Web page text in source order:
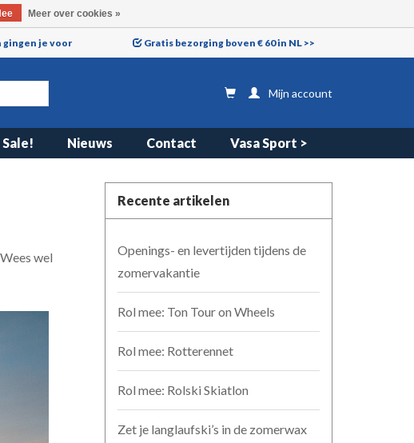
gingen je voor Gratis bezorging boven € 60 in NL >>
Mijn account
Sale! Nieuws Contact Vasa Sport >
wel
Recente artikelen
Openings- en levertijden tijdens de
zomervakantie
Rol mee: Ton Tour on Wheels
Rol mee: Rotterennet
Rol mee: Rolski Skiatlon
Zet je langlaufski’s in de zomerwax
Meer over cookies »